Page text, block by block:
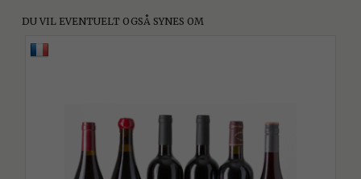
DU VIL EVENTUELT OGSÅ SYNES OM